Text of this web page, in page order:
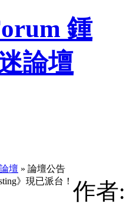
壇 » 論壇公告
》現已派台！ 作者